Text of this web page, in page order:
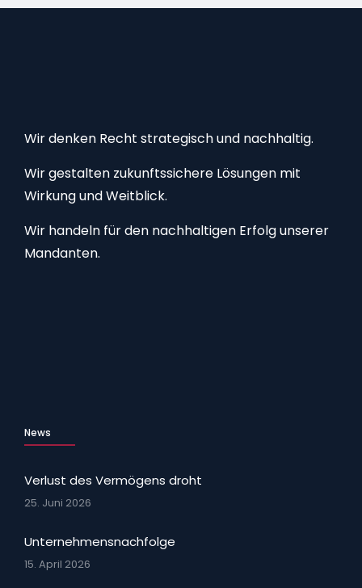
Wir denken Recht strategisch und nachhaltig.
Wir gestalten zukunftssichere Lösungen mit
Wirkung und Weitblick.
Wir handeln für den nachhaltigen Erfolg unserer
Mandanten.
News
Verlust des Vermögens droht
25. Juni 2026
Unternehmensnachfolge
15. April 2026